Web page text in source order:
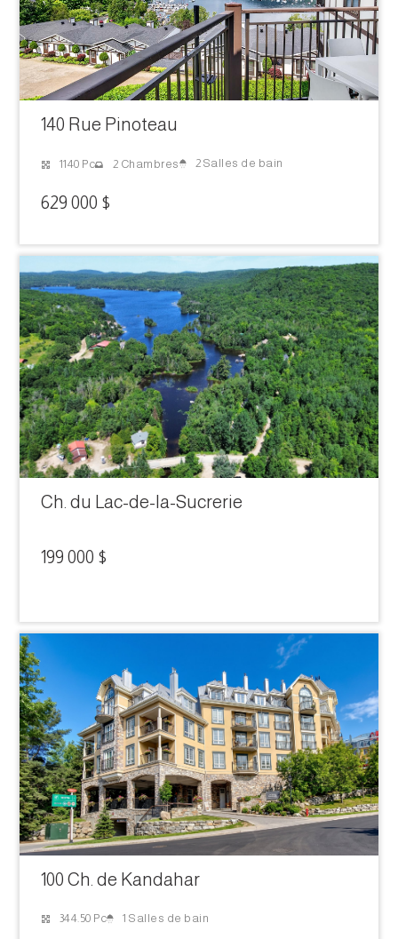
140 Rue Pinoteau
1140 Pc 2 Chambres 2 Salles de bain
629 000 $
Ch. du Lac-de-la-Sucrerie
199 000 $
100 Ch. de Kandahar
344.50 Pc 1 Salles de bain